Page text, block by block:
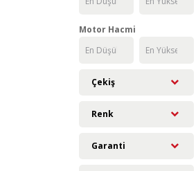
Motor Hacmi
Çekiş
Renk
Garanti